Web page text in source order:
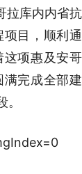
拉库内内省抗
目，顺利通
这项惠及安哥
完成全部建